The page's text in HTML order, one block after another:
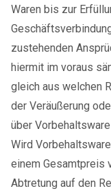
Waren bis zur
zustehenden
hiermit im voraus
gleich aus welchen
der Veräußerung
über
Wird
einem Gesamtpreis
Abtretung auf den